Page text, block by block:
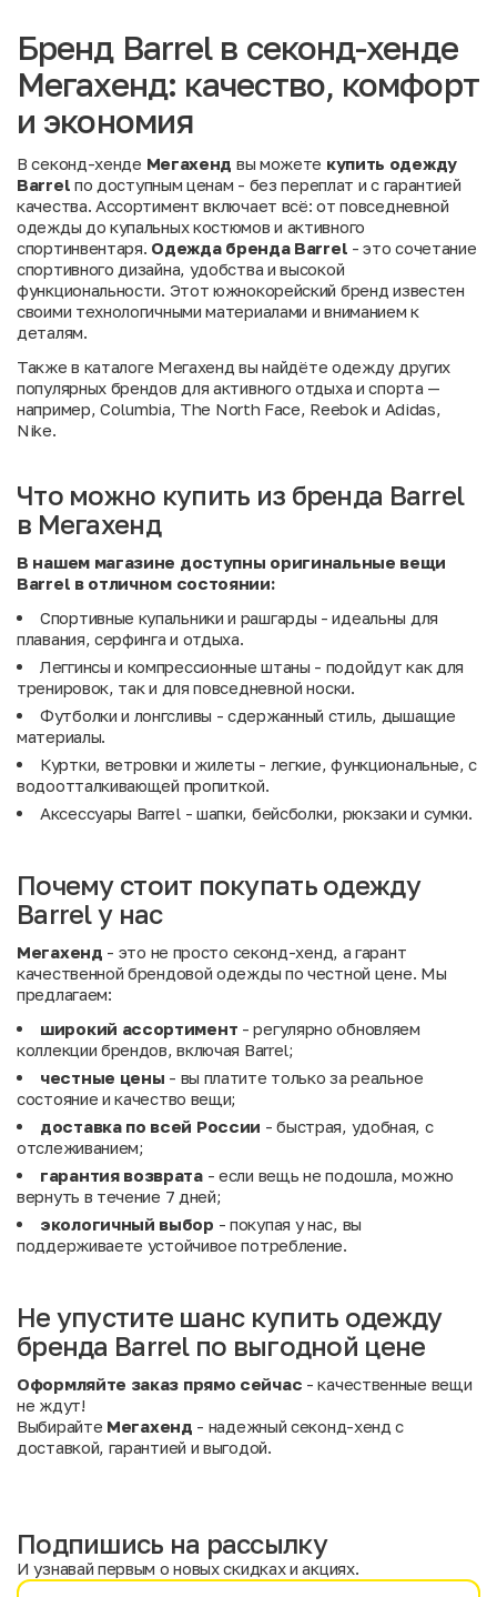
Бренд Barrel в секонд-хенде
Мегахенд: качество, комфорт
и экономия
В секонд-хенде Мегахенд вы можете купить одежду
Barrel по доступным ценам - без переплат и с гарантией
качества. Ассортимент включает всё: от повседневной
одежды до купальных костюмов и активного
спортинвентаря. Одежда бренда Barrel - это сочетание
спортивного дизайна, удобства и высокой
функциональности. Этот южнокорейский бренд известен
своими технологичными материалами и вниманием к
деталям.
Также в каталоге Мегахенд вы найдёте одежду других
популярных брендов для активного отдыха и спорта —
например, Columbia, The North Face, Reebok и Adidas,
Nike.
Что можно купить из бренда Barrel
в Мегахенд
В нашем магазине доступны оригинальные вещи
Barrel в отличном состоянии:
Спортивные купальники и рашгарды - идеальны для
плавания, серфинга и отдыха.
Леггинсы и компрессионные штаны - подойдут как для
тренировок, так и для повседневной носки.
Футболки и лонгсливы - сдержанный стиль, дышащие
материалы.
Куртки, ветровки и жилеты - легкие, функциональные, с
водоотталкивающей пропиткой.
Аксессуары Barrel - шапки, бейсболки, рюкзаки и сумки.
Почему стоит покупать одежду
Barrel у нас
Мегахенд - это не просто секонд-хенд, а гарант
качественной брендовой одежды по честной цене. Мы
предлагаем:
широкий ассортимент - регулярно обновляем
коллекции брендов, включая Barrel;
честные цены - вы платите только за реальное
состояние и качество вещи;
доставка по всей России - быстрая, удобная, с
отслеживанием;
гарантия возврата- если вещь не подошла, можно
вернуть в течение 7 дней;
экологичный выбор - покупая у нас, вы
поддерживаете устойчивое потребление.
Не упустите шанс купить одежду
бренда Barrel по выгодной цене
Оформляйте заказ прямо сейчас - качественные вещи
не ждут!
Выбирайте Мегахенд - надежный секонд-хенд с
доставкой, гарантией и выгодой.
Подпишись на рассылку
И узнавай первым о новых скидках и акциях.